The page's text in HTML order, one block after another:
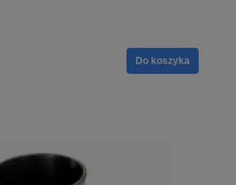
Do koszyka